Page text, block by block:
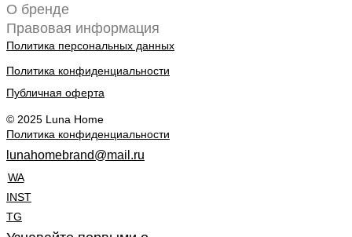
О бренде
Правовая информация
Политика персональных данных
Политика конфиденциальности
Публичная оферта
© 2025 Luna Home
Политика конфиденциальности
lunahomebrand@mail.ru
WA
INST
TG